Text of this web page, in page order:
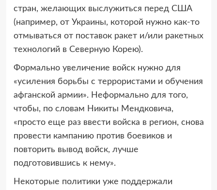
стран, желающих выслужиться перед США
(например, от Украины, которой нужно как-то
отмываться от поставок ракет и/или ракетных
технологий в Северную Корею).
Формально увеличение войск нужно для
«усиления борьбы с террористами и обучения
афганской армии». Неформально для того,
чтобы, по словам Никиты Мендковича,
«просто еще раз ввести войска в регион, снова
провести кампанию против боевиков и
повторить вывод войск, лучше
подготовившись к нему».
Некоторые политики уже поддержали